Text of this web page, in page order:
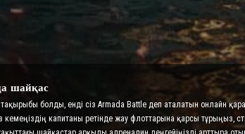
шайқас
тақырыбы болды, енді сіз Armada Battle деп аталатын
кемеңіздің капитаны ретінде жау флоттарына қарсы тұрыңыз,